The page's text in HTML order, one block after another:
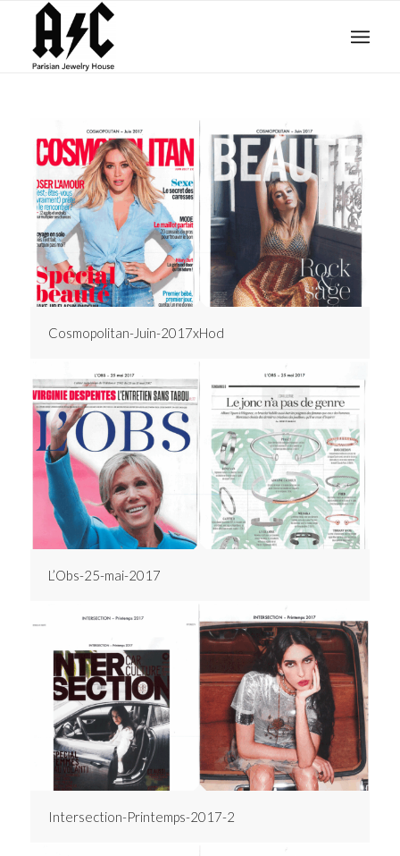
Cosmopolitan-Juin-2017xHod
L’Obs-25-mai-2017
Intersection-Printemps-2017-2